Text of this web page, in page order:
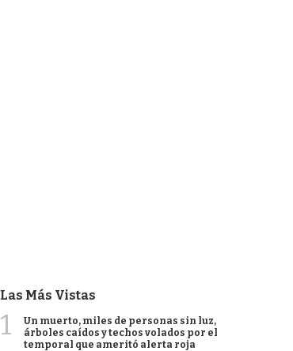
Las Más Vistas
1
Un muerto, miles de personas sin luz,
árboles caídos y techos volados por el
temporal que ameritó alerta roja